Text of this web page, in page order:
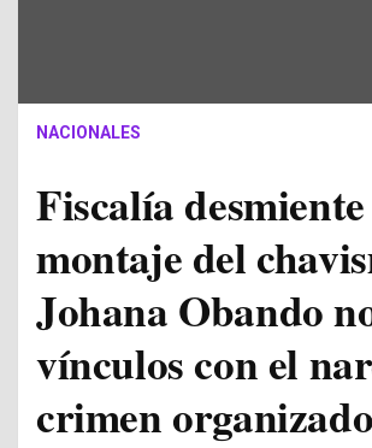
NACIONALES
Fiscalía desmiente
montaje del
Johana Obando
vínculos con el
crimen organizado